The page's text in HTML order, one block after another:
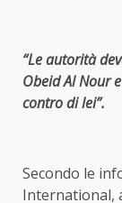
“Le autorità
Obeid Al Nour
contro di lei”.
Secondo le
International,